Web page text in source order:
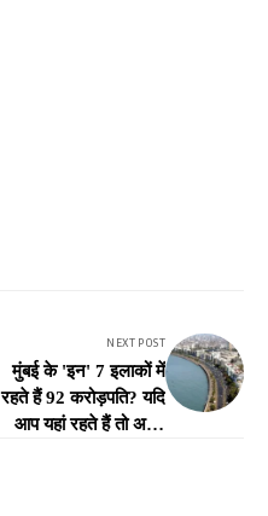
NEXT POST
मुंबई के 'इन' 7 इलाकों में
रहते हैं 92 करोड़पति? यदि
आप यहां रहते हैं तो अपने